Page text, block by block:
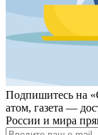
Подпишитесь на
атом, газета —
России и мира